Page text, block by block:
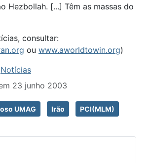
Hezbollah. [...] Têm as massas do
consultar:
ou www.aworldtowin.org)
Notícias
23 junho 2003
UMAG Irão PCI(MLM)